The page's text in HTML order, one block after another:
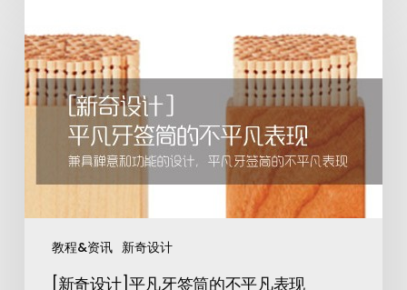
教程&资讯 新奇设计
[新奇设计]平凡牙签筒的不平凡表现